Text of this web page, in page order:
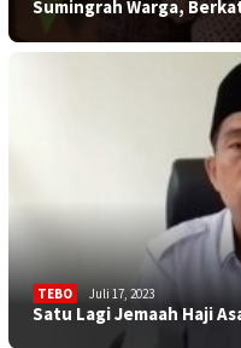
Sumingrah Warga,
TEBO Juli 17, 2023
Satu Lagi Jemaah Haji